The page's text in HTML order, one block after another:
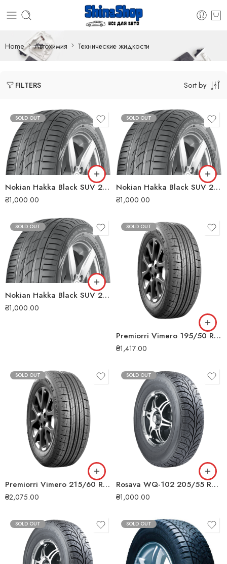
Home Автохимия Технические жидкости
FILTERS Sort by
SOLD OUT
Nokian Hakka Black SUV 245/55 R19 103V літня шина
₴1,000.00
SOLD OUT
Nokian Hakka Black SUV 255/45 ZR20 105Y XL літня шина
₴1,000.00
SOLD OUT
Nokian Hakka Black SUV 275/50 R22 115V XL літня шина
₴1,000.00
SOLD OUT
Premiorri Vimero 195/50 R15 82H всесезонна шина
₴1,417.00
SOLD OUT
Premiorri Vimero 215/60 R16 95H всесезонна шина
₴2,075.00
SOLD OUT
Rosava WQ-102 205/55 R16 91T зимова шина
₴1,000.00
SOLD OUT SOLD OUT